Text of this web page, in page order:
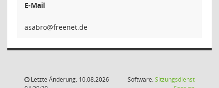
E-Mail
orb
Letzte Änderung: 10.08.2026
Software:Sitzungsdienst